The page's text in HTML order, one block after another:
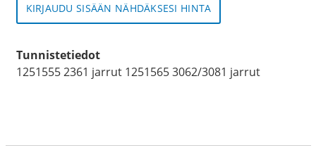
KIRJAUDU SISÄÄN NÄHDÄKSESI HINTA
Tunnistetiedot
1251555 2361 jarrut 1251565 3062/3081 jarrut